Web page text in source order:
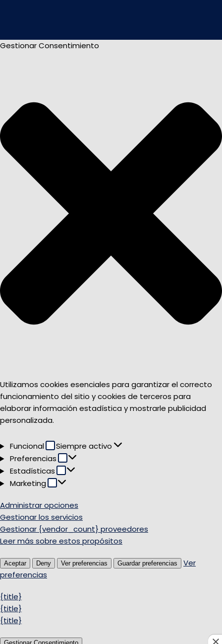
Gestionar Consentimiento
Utilizamos cookies esenciales para garantizar el correcto
funcionamiento del sitio y cookies de terceros para
elaborar información estadística y mostrarle publicidad
personalizada.
Funcional Funcional
Siempre activo
Preferencias
Preferencias
Estadísticas Estadísticas
Marketing Marketing
Administrar opciones
Gestionar los servicios
Gestionar {vendor_count} proveedores
Leer más sobre estos propósitos
Aceptar Deny Ver preferencias Guardar preferencias
Ver
preferencias
{title}
{title}
{title}